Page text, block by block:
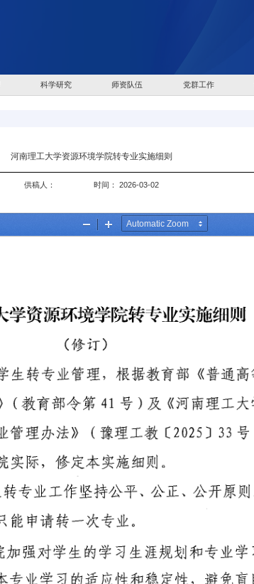
科学研究 师资队伍 党群工作
河南理工大学资源环境学院转专业实施细则
供稿人： 时间： 2026-03-02